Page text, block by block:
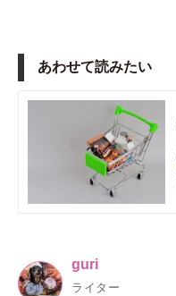
あわせて読みたい
guri
ライター